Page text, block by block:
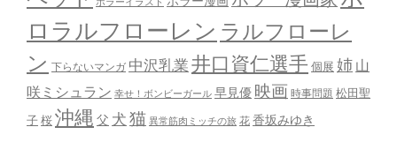
ロラルフローレン ラルフローレ
ン 下らないマンガ 中沢乳業 井口資仁選手 個展 姉 山
咲ミシュラン 幸せ！ボンビーガール 早見優 映画 時事問題 松田聖
子 桜 沖縄 父 犬 猫 異常筋肉ミッチの旅 花 香坂みゆき